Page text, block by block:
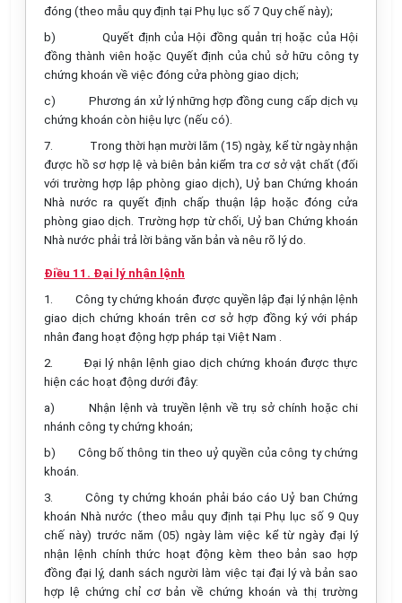
đóng (theo mẫu quy định tại Phụ lục số 7 Quy chế này);
b)
Quyết định của Hội đồng quản trị hoặc của Hội
đồng thành viên hoặc Quyết định của chủ sở hữu công ty
chứng khoán về việc đóng cửa phòng giao dịch;
c)
Phương án xử lý những hợp đồng cung cấp dịch vụ
chứng khoán còn hiệu lực (nếu có).
7.
Trong thời hạn mười lăm (15) ngày, kể từ ngày nhận
được hồ sơ hợp lệ và biên bản kiểm tra cơ sở vật chất (đối
với trường hợp lập phòng giao dịch), Uỷ ban Chứng khoán
Nhà nước ra quyết định chấp thuận lập hoặc đóng cửa
phòng giao dịch. Trường hợp từ chối, Uỷ ban Chứng khoán
Nhà nước phải trả lời bằng văn bản và nêu rõ lý do.
Điều 11. Đại lý nhận lệnh
1.
Công ty chứng khoán được quyền lập đại lý nhận lệnh
giao dịch chứng khoán trên cơ sở hợp đồng ký với pháp
nhân đang hoạt động hợp pháp tại Việt Nam .
2.
Đại lý nhận lệnh giao dịch chứng khoán được thực
hiện các hoạt động dưới đây:
a)
Nhận lệnh và truyền lệnh về trụ sở chính hoặc chi
nhánh công ty chứng khoán;
b)
Công bố thông tin theo uỷ quyền của công ty chứng
khoán.
3.
Công ty chứng khoán phải báo cáo Uỷ ban Chứng
khoán Nhà nước (theo mẫu quy định tại Phụ lục số 9 Quy
chế này) trước năm (05) ngày làm việc kể từ ngày đại lý
nhận lệnh chính thức hoạt động kèm theo bản sao hợp
đồng đại lý, danh sách người làm việc tại đại lý và bản sao
hợp lệ chứng chỉ cơ bản về chứng khoán và thị trường